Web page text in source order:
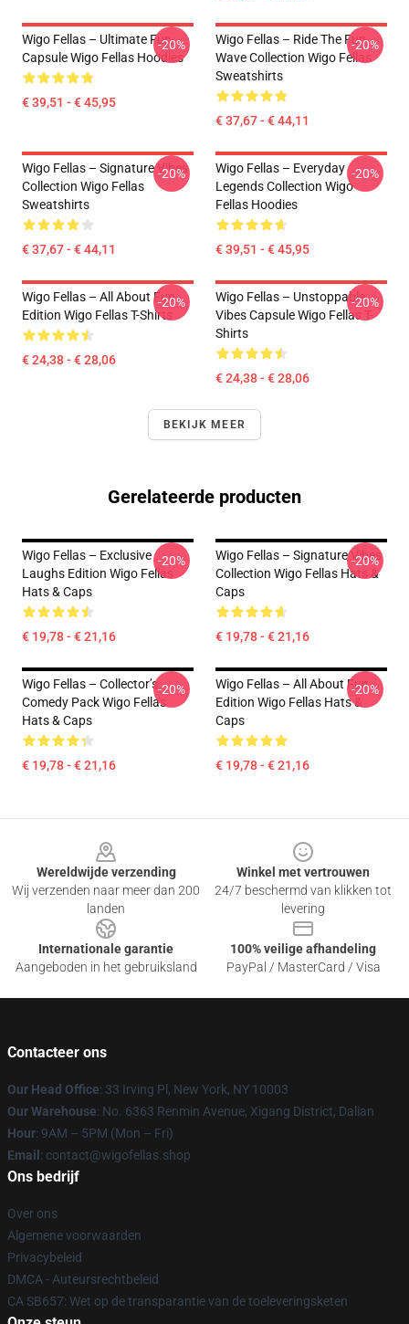
Wigo Fellas – Ultimate Fun
Capsule Wigo Fellas Hoodies
€ 39,51 - € 45,95
-20%
Wigo Fellas – Ride The Fun
Wave Collection Wigo Fellas
Sweatshirts
€ 37,67 - € 44,11
-20%
Wigo Fellas – Signature Vibes
Collection Wigo Fellas
Sweatshirts
€ 37,67 - € 44,11
-20%
Wigo Fellas – Everyday
Legends Collection Wigo
Fellas Hoodies
€ 39,51 - € 45,95
-20%
Wigo Fellas – All About Fun
Edition Wigo Fellas T-Shirts
€ 24,38 - € 28,06
-20%
Wigo Fellas – Unstoppable
Vibes Capsule Wigo Fellas T-
Shirts
€ 24,38 - € 28,06
-20%
BEKIJK MEER
Gerelateerde producten
Wigo Fellas – Exclusive
Laughs Edition Wigo Fellas
Hats & Caps
€ 19,78 - € 21,16
-20%
Wigo Fellas – Signature Vibes
Collection Wigo Fellas Hats &
Caps
€ 19,78 - € 21,16
-20%
Wigo Fellas – Collector’s
Comedy Pack Wigo Fellas
Hats & Caps
€ 19,78 - € 21,16
-20%
Wigo Fellas – All About Fun
Edition Wigo Fellas Hats &
Caps
€ 19,78 - € 21,16
-20%
Wereldwijde verzending
Wij verzenden naar meer dan 200
landen
Winkel met vertrouwen
24/7 beschermd van klikken tot
levering
Internationale garantie
Aangeboden in het gebruiksland
100% veilige afhandeling
PayPal / MasterCard / Visa
Contacteer ons
Our Head Office: 33 Irving Pl, New York, NY 10003
Our Warehouse: No. 6363 Renmin Avenue, Xigang District, Dalian
Hour: 9AM – 5PM (Mon – Fri)
Email : contact@wigofellas.shop
Ons bedrijf
Over ons
Algemene voorwaarden
Privacybeleid
DMCA - Auteursrechtbeleid
CA SB657: Wet op de transparantie van de toeleveringsketen